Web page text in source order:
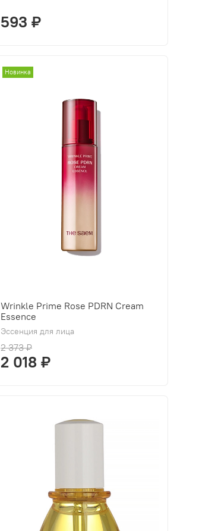
593 ₽
Новинка
Wrinkle Prime Rose PDRN Cream
Essence
Эссенция для лица
2 373 ₽
2 018 ₽